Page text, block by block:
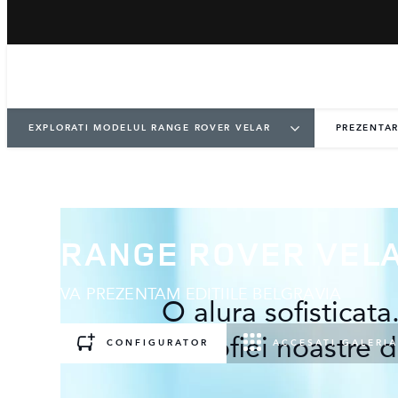
EXPLORATI MODELUL RANGE ROVER VELAR
RANGE ROVER
VA PREZENTAM EDITIILE BELGRAVIA
CONFIGURATOR ACCESATI GALERIA
O alura
filozofiei noastre